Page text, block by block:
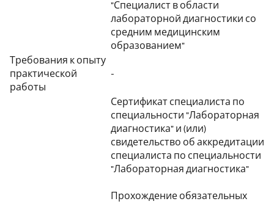
"Специалист в области
лабораторной диагностики со
средним медицинским
образованием"
Требования к опыту
практической
работы
-
Сертификат специалиста по
специальности "Лабораторная
диагностика" и (или)
свидетельство об аккредитации
специалиста по специальности
"Лабораторная диагностика"
Прохождение обязательных